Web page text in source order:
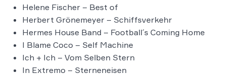
Helene Fischer – Best of
Herbert Grönemeyer – Schiffsverkehr
Hermes House Band – Football´s Coming Home
I Blame Coco – Self Machine
Ich + Ich – Vom Selben Stern
In Extremo – Sterneneisen